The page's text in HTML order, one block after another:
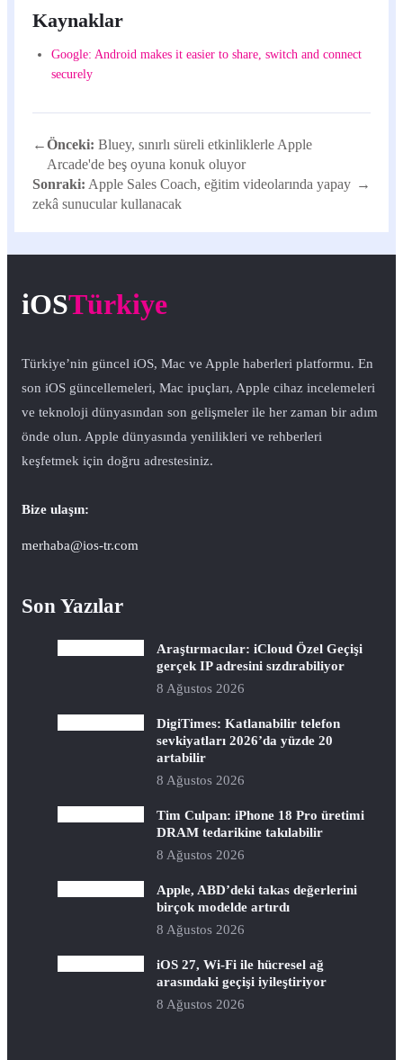
Kaynaklar
Google: Android makes it easier to share, switch and connect
securely
←Önceki: Bluey, sınırlı süreli etkinliklerle Apple
Arcade'de beş oyuna konuk oluyor
Sonraki: Apple Sales Coach, eğitim videolarında yapay
zekâ sunucular kullanacak
→
iOSTürkiye
Türkiye’nin güncel iOS, Mac ve Apple haberleri platformu. En
son iOS güncellemeleri, Mac ipuçları, Apple cihaz incelemeleri
ve teknoloji dünyasından son gelişmeler ile her zaman bir adım
önde olun. Apple dünyasında yenilikleri ve rehberleri
keşfetmek için doğru adrestesiniz.
Bize ulaşın:
merhaba@ios-tr.com
Son Yazılar
Araştırmacılar: iCloud Özel Geçişi
gerçek IP adresini sızdırabiliyor
8 Ağustos 2026
DigiTimes: Katlanabilir telefon
sevkiyatları 2026’da yüzde 20
artabilir
8 Ağustos 2026
Tim Culpan: iPhone 18 Pro üretimi
DRAM tedarikine takılabilir
8 Ağustos 2026
Apple, ABD’deki takas değerlerini
birçok modelde artırdı
8 Ağustos 2026
iOS 27, Wi-Fi ile hücresel ağ
arasındaki geçişi iyileştiriyor
8 Ağustos 2026